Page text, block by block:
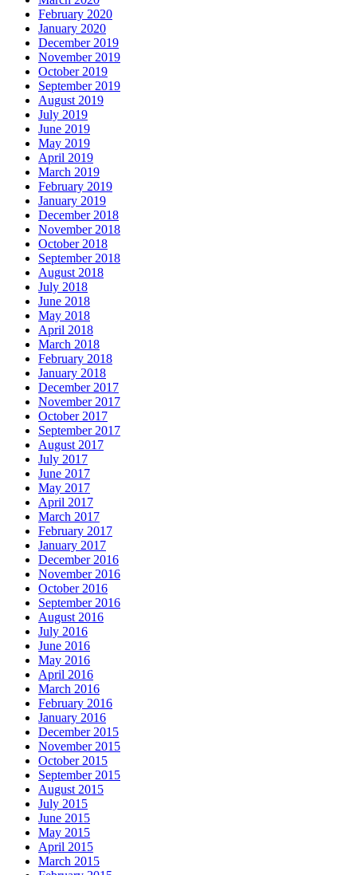
February 2020
January 2020
December 2019
November 2019
October 2019
September 2019
August 2019
July 2019
June 2019
May 2019
April 2019
March 2019
February 2019
January 2019
December 2018
November 2018
October 2018
September 2018
August 2018
July 2018
June 2018
May 2018
April 2018
March 2018
February 2018
January 2018
December 2017
November 2017
October 2017
September 2017
August 2017
July 2017
June 2017
May 2017
April 2017
March 2017
February 2017
January 2017
December 2016
November 2016
October 2016
September 2016
August 2016
July 2016
June 2016
May 2016
April 2016
March 2016
February 2016
January 2016
December 2015
November 2015
October 2015
September 2015
August 2015
July 2015
June 2015
May 2015
April 2015
March 2015